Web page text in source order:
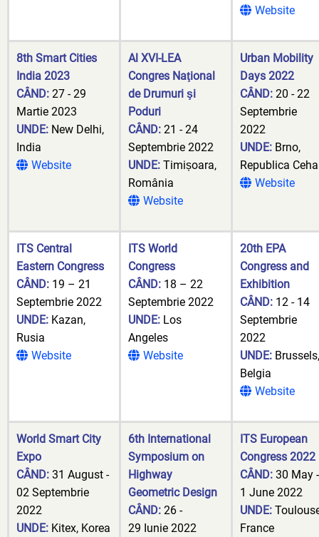
Website
8th Smart Cities
India 2023
CÂND: 27 - 29
Martie 2023
UNDE: New Delhi,
India
Website
Al XVI-LEA
Congres Naţional
de Drumuri şi
Poduri
CÂND: 21 - 24
Septembrie 2022
UNDE: Timișoara,
România
Website
Urban Mobility
Days 2022
CÂND: 20 - 22
Septembrie
2022
UNDE: Brno,
Republica Ceha
Website
ITS Central
Eastern Congress
CÂND: 19 – 21
Septembrie 2022
UNDE: Kazan,
Rusia
Website
ITS World
Congress
CÂND: 18 – 22
Septembrie 2022
UNDE: Los
Angeles
Website
20th EPA
Congress and
Exhibition
CÂND: 12 - 14
Septembrie
2022
UNDE: Brussels,
Belgia
Website
World Smart City
Expo
CÂND: 31 August -
02 Septembrie
2022
UNDE: Kitex, Korea
6th International
Symposium on
Highway
Geometric Design
CÂND: 26 -
29 Iunie 2022
ITS European
Congress 2022
CÂND: 30 May -
1 June 2022
UNDE:
France